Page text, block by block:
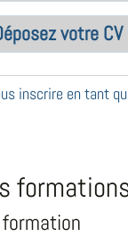
votre CV
inscrire en tant